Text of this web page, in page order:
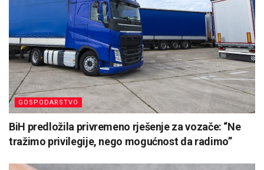
GOSPODARSTVO
BiH predložila privremeno rješenje za vozače: “Ne
tražimo privilegije, nego mogućnost da radimo”